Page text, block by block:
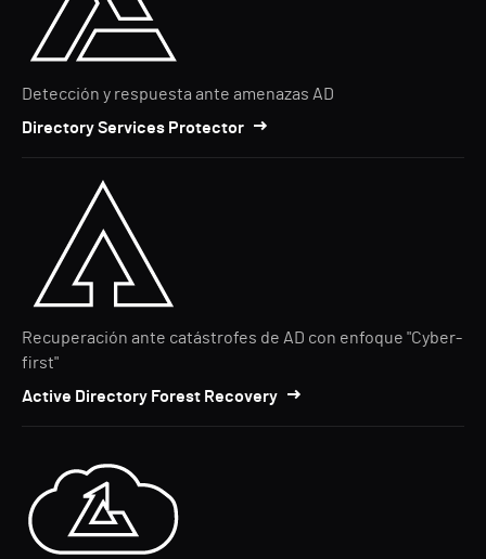
Detección y respuesta ante amenazas AD
Directory Services Protector
Recuperación ante catástrofes de AD con enfoque "Cyber-
first"
Active Directory Forest Recovery